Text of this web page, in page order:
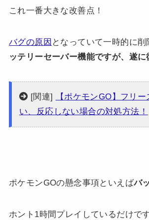
これ一番大きな改善点！
バグの原因 となっていて一時的に
ッテリーセーバー機能ですが、遂に
[関連]
【ポケモンGO】フリ
い、反応しない場合の対処方法！
ポケモンGOの懸念事項といえばバ
ホント1時間プレイしているだけで